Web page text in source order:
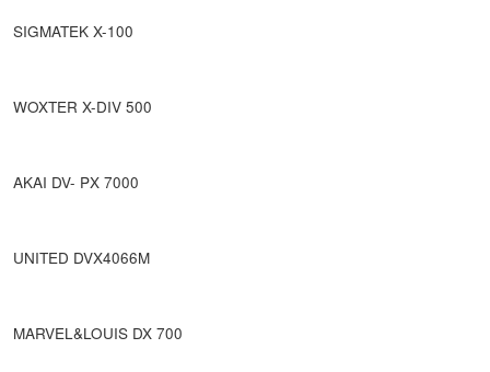
SIGMATEK X-100
WOXTER X-DIV 500
AKAI DV- PX 7000
UNITED DVX4066M
MARVEL&LOUIS DX 700